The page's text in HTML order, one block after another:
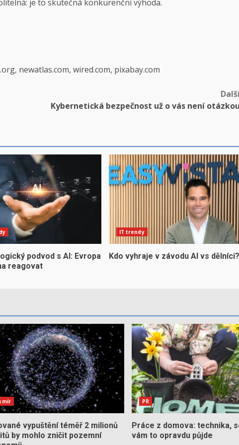
je to skutečná konkurenční výhoda.
newatlas.com, wired.com, pixabay.com
Kybernetická bezpečnost už o vás není
podvod s AI: Evropa
reagovat
IT trendy
Kdo vyhraje v závodu AI vs dělníci?
vypuštění téměř 2 milionů
by mohlo zničit pozemní
PR
Práce z domova: technika,
vám to opravdu půjde